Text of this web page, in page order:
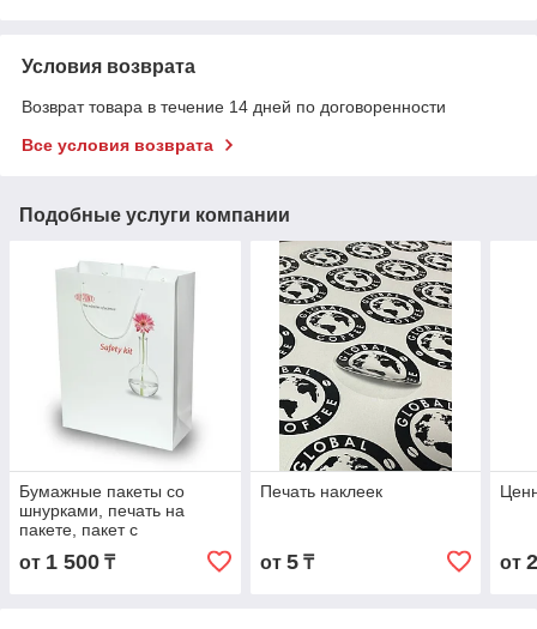
Условия возврата
Возврат товара в течение 14 дней по договоренности
Все условия возврата
Подобные услуги компании
Бумажные пакеты со
шнурками, печать на
пакете, пакет с
ламинацией Астана
от 1 500 ₸
Печать наклеек
от 5₸ от